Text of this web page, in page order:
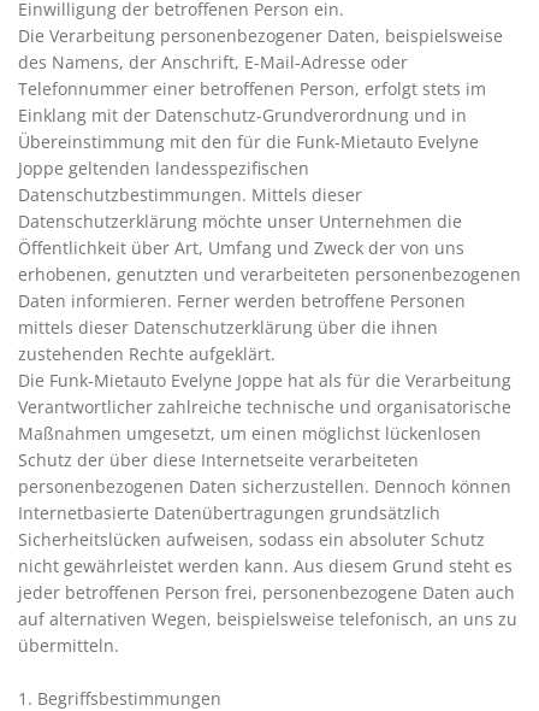
Einwilligung der betroffenen Person ein.
Die Verarbeitung personenbezogener Daten, beispielsweise
des Namens, der Anschrift, E-Mail-Adresse oder
Telefonnummer einer betroffenen Person, erfolgt stets im
Einklang mit der Datenschutz-Grundverordnung und in
Übereinstimmung mit den für die Funk-Mietauto Evelyne
Joppe geltenden landesspezifischen
Datenschutzbestimmungen. Mittels dieser
Datenschutzerklärung möchte unser Unternehmen die
Öffentlichkeit über Art, Umfang und Zweck der von uns
erhobenen, genutzten und verarbeiteten personenbezogenen
Daten informieren. Ferner werden betroffene Personen
mittels dieser Datenschutzerklärung über die ihnen
zustehenden Rechte aufgeklärt.
Die Funk-Mietauto Evelyne Joppe hat als für die Verarbeitung
Verantwortlicher zahlreiche technische und organisatorische
Maßnahmen umgesetzt, um einen möglichst lückenlosen
Schutz der über diese Internetseite verarbeiteten
personenbezogenen Daten sicherzustellen. Dennoch können
Internetbasierte Datenübertragungen grundsätzlich
Sicherheitslücken aufweisen, sodass ein absoluter Schutz
nicht gewährleistet werden kann. Aus diesem Grund steht es
jeder betroffenen Person frei, personenbezogene Daten auch
auf alternativen Wegen, beispielsweise telefonisch, an uns zu
übermitteln.
1. Begriffsbestimmungen